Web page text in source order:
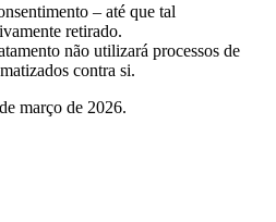
– até que tal
retirado.
não utilizará processos de
contra si.
março de 2026.